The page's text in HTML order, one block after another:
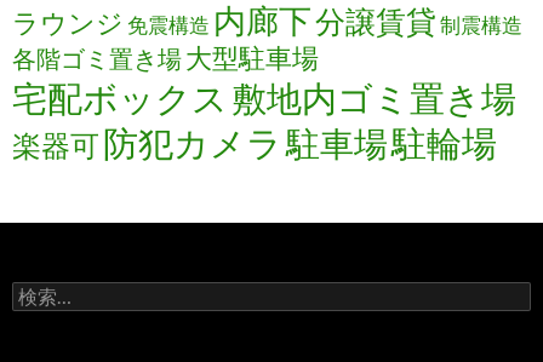
ラウンジ 免震構造 内廊下分譲賃貸制震構造
各階ゴミ置き場大型駐車場
宅配ボックス 敷地内ゴミ置き場
楽器可防犯カメラ 駐車場駐輪場
検
索: